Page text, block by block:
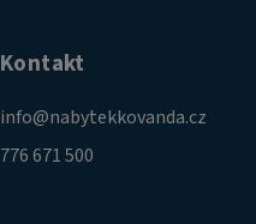
Kontakt
info@nabytekkovanda.cz
776 671 500